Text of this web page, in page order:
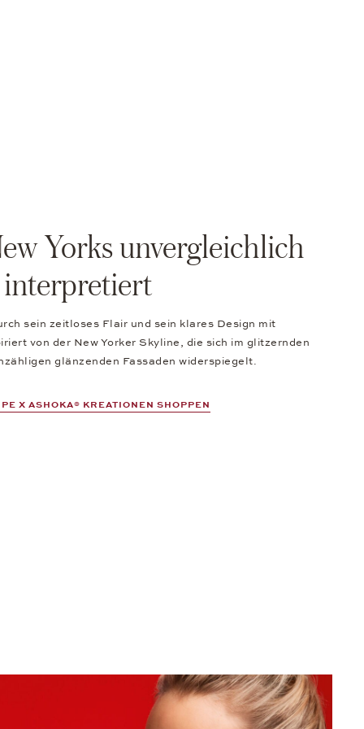
Yorks unvergleichlich
interpretiert
sein zeitloses Flair und sein klares Design mit
von der New Yorker Skyline, die sich im glitzernden
glänzenden Fassaden widerspiegelt.
X ASHOKA® KREATIONEN SHOPPEN